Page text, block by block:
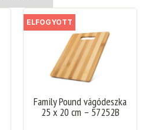
ELFOGYOTT
Family Pound vágódeszka
25 x 20 cm – 57252B